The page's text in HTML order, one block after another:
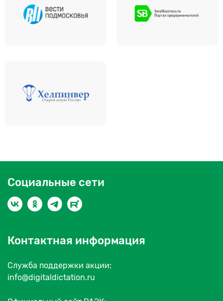
Социальные сети
Контактная информация
Служба поддержки акции:
info@digitaldictation.ru